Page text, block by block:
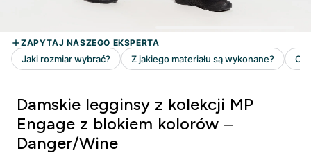
Damskie legginsy z kolekcji MP
Engage z blokiem kolorów –
Danger/Wine